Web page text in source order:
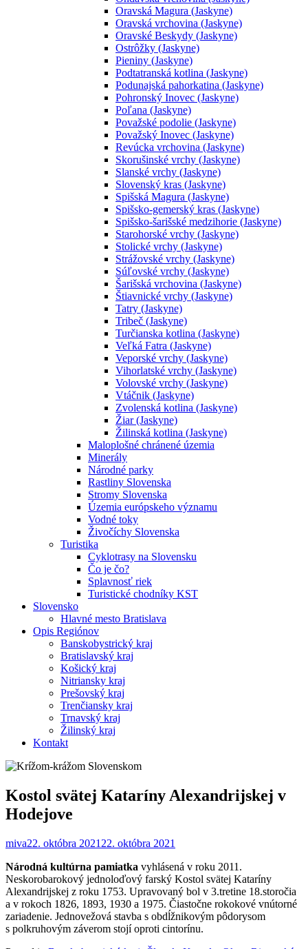
Oravská Magura (Jaskyne)
Oravská vrchovina (Jaskyne)
Oravské Beskydy (Jaskyne)
Ostrôžky (Jaskyne)
Pieniny (Jaskyne)
Podtatranská kotlina (Jaskyne)
Podunajská pahorkatina (Jaskyne)
Pohronský Inovec (Jaskyne)
Poľana (Jaskyne)
Považské podolie (Jaskyne)
Považský Inovec (Jaskyne)
Revúcka vrchovina (Jaskyne)
Skorušinské vrchy (Jaskyne)
Slanské vrchy (Jaskyne)
Slovenský kras (Jaskyne)
Spišská Magura (Jaskyne)
Spišsko-gemerský kras (Jaskyne)
Spišsko-šarišské medzihorie (Jaskyne)
Starohorské vrchy (Jaskyne)
Stolické vrchy (Jaskyne)
Strážovské vrchy (Jaskyne)
Súľovské vrchy (Jaskyne)
Šarišská vrchovina (Jaskyne)
Štiavnické vrchy (Jaskyne)
Tatry (Jaskyne)
Tribeč (Jaskyne)
Turčianska kotlina (Jaskyne)
Veľká Fatra (Jaskyne)
Veporské vrchy (Jaskyne)
Vihorlatské vrchy (Jaskyne)
Volovské vrchy (Jaskyne)
Vtáčnik (Jaskyne)
Zvolenská kotlina (Jaskyne)
Žiar (Jaskyne)
Žilinská kotlina (Jaskyne)
Maloplošné chránené územia
Minerály
Národné parky
Rastliny Slovenska
Stromy Slovenska
Územia európskeho významu
Vodné toky
Živočíchy Slovenska
Turistika
Cyklotrasy na Slovensku
Čo je čo?
Splavnosť riek
Turistické chodníky KST
Slovensko
Hlavné mesto Bratislava
Opis Regiónov
Banskobystrický kraj
Bratislavský kraj
Košický kraj
Nitriansky kraj
Prešovský kraj
Trenčiansky kraj
Trnavský kraj
Žilinský kraj
Kontakt
Kostol svätej Kataríny Alexandrijskej v
Hodejove
miva22. októbra 2021 22. októbra 2021
Národná kultúrna pamiatka vyhlásená v roku 2011.
Neskorobarokový jednoloďový farský Kostol svätej Kataríny
Alexandrijskej z roku 1753. Upravovaný bol v 3.tretine 18.storočia
a v rokoch 1826, 1893, 1930 a 1975. Čiastočne rokokové vnútorné
zariadenie. Jednovežová stavba s obdĺžnikovým pôdorysom
s polkruhovým záverom stojí oproti cintorínu.